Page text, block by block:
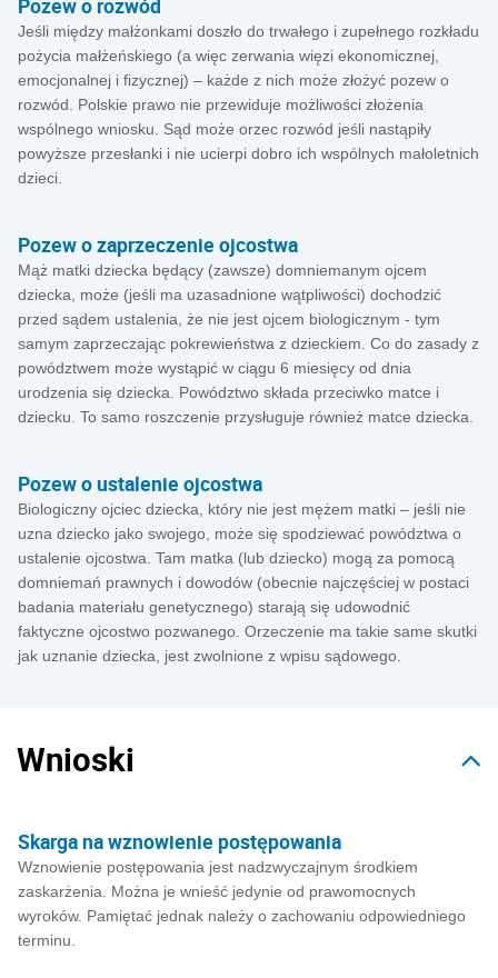
Pozew o rozwód
Jeśli między małżonkami doszło do trwałego i zupełnego rozkładu
pożycia małżeńskiego (a więc zerwania więzi ekonomicznej,
emocjonalnej i fizycznej) – każde z nich może złożyć pozew o
rozwód. Polskie prawo nie przewiduje możliwości złożenia
wspólnego wniosku. Sąd może orzec rozwód jeśli nastąpiły
powyższe przesłanki i nie ucierpi dobro ich wspólnych małoletnich
dzieci.
Pozew o zaprzeczenie ojcostwa
Mąż matki dziecka będący (zawsze) domniemanym ojcem
dziecka, może (jeśli ma uzasadnione wątpliwości) dochodzić
przed sądem ustalenia, że nie jest ojcem biologicznym - tym
samym zaprzeczając pokrewieństwa z dzieckiem. Co do zasady z
powództwem może wystąpić w ciągu 6 miesięcy od dnia
urodzenia się dziecka. Powództwo składa przeciwko matce i
dziecku. To samo roszczenie przysługuje również matce dziecka.
Pozew o ustalenie ojcostwa
Biologiczny ojciec dziecka, który nie jest mężem matki – jeśli nie
uzna dziecko jako swojego, może się spodziewać powództwa o
ustalenie ojcostwa. Tam matka (lub dziecko) mogą za pomocą
domniemań prawnych i dowodów (obecnie najczęściej w postaci
badania materiału genetycznego) starają się udowodnić
faktyczne ojcostwo pozwanego. Orzeczenie ma takie same skutki
jak uznanie dziecka, jest zwolnione z wpisu sądowego.
Wnioski
Skarga na wznowienie postępowania
Wznowienie postępowania jest nadzwyczajnym środkiem
zaskarżenia. Można je wnieść jedynie od prawomocnych
wyroków. Pamiętać jednak należy o zachowaniu odpowiedniego
terminu.